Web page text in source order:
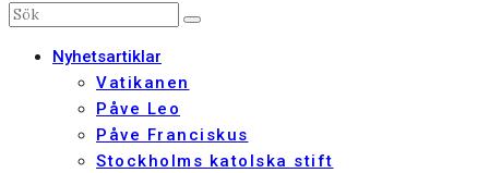
Nyhetsartiklar
Vatikanen
Påve Leo
Påve Franciskus
Stockholms katolska stift